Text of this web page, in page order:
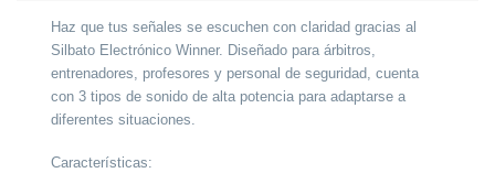
Haz que tus señales se escuchen con claridad gracias al
Silbato Electrónico Winner. Diseñado para árbitros,
entrenadores, profesores y personal de seguridad, cuenta
con 3 tipos de sonidode alta potencia para adaptarse a
diferentes situaciones.
Características: